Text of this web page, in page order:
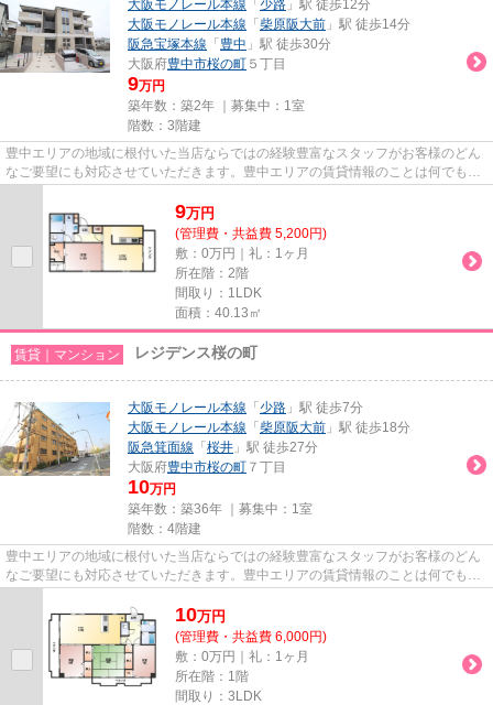
大阪モノレール本線 「 少路 」駅 徒歩12分
大阪モノレール本線 「 柴原阪大前 」駅 徒歩14分
阪急宝塚本線 「 豊中 」駅 徒歩30分
大阪府豊中市桜の町 ５丁目
9万円
築年数：築2年 ｜募集中： 1室
階数：3階建
豊中エリアの地域に根付いた当店ならではの経験豊富なスタッフがお客様のどん
なご要望にも対応させていただきます。豊中エリアの賃貸情報のことは何でもお
9万円
(管理費・共益費 5,200円)
敷：0万円｜礼：1ヶ月
所在階：2階
間取り：1LDK
面積：40.13㎡
賃貸｜マンション レジデンス桜の町
大阪モノレール本線 「 少路 」駅 徒歩7分
大阪モノレール本線 「 柴原阪大前 」駅 徒歩18分
阪急箕面線 「 桜井 」駅 徒歩27分
大阪府豊中市桜の町 ７丁目
10万円
築年数：築36年 ｜募集中： 1室
階数：4階建
豊中エリアの地域に根付いた当店ならではの経験豊富なスタッフがお客様のどん
なご要望にも対応させていただきます。豊中エリアの賃貸情報のことは何でもお
10万円
(管理費・共益費 6,000円)
敷：0万円｜礼：1ヶ月
所在階：1階
間取り：3LDK